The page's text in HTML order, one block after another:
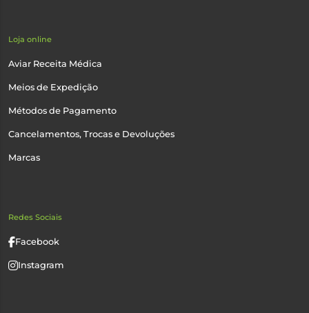
Loja online
Aviar Receita Médica
Meios de Expedição
Métodos de Pagamento
Cancelamentos, Trocas e Devoluções
Marcas
Redes Sociais
Facebook
Instagram